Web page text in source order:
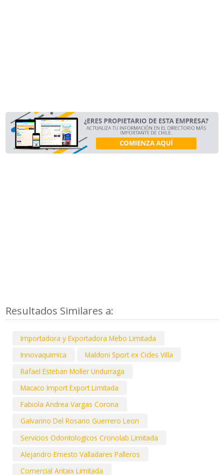
Resultados Similares a:
Importadora y Exportadora Mebo Limitada
Innovaquimica
Maldoni Sport ex Cicles Villa
Rafael Esteban Moller Undurraga
Macaco Import Export Limitada
Fabiola Andrea Vargas Corona
Galvarino Del Rosario Guerrero Leon
Servicios Odontologicos Cronolab Limitada
Alejandro Ernesto Valladares Palleros
Comercial Antaix Limitada